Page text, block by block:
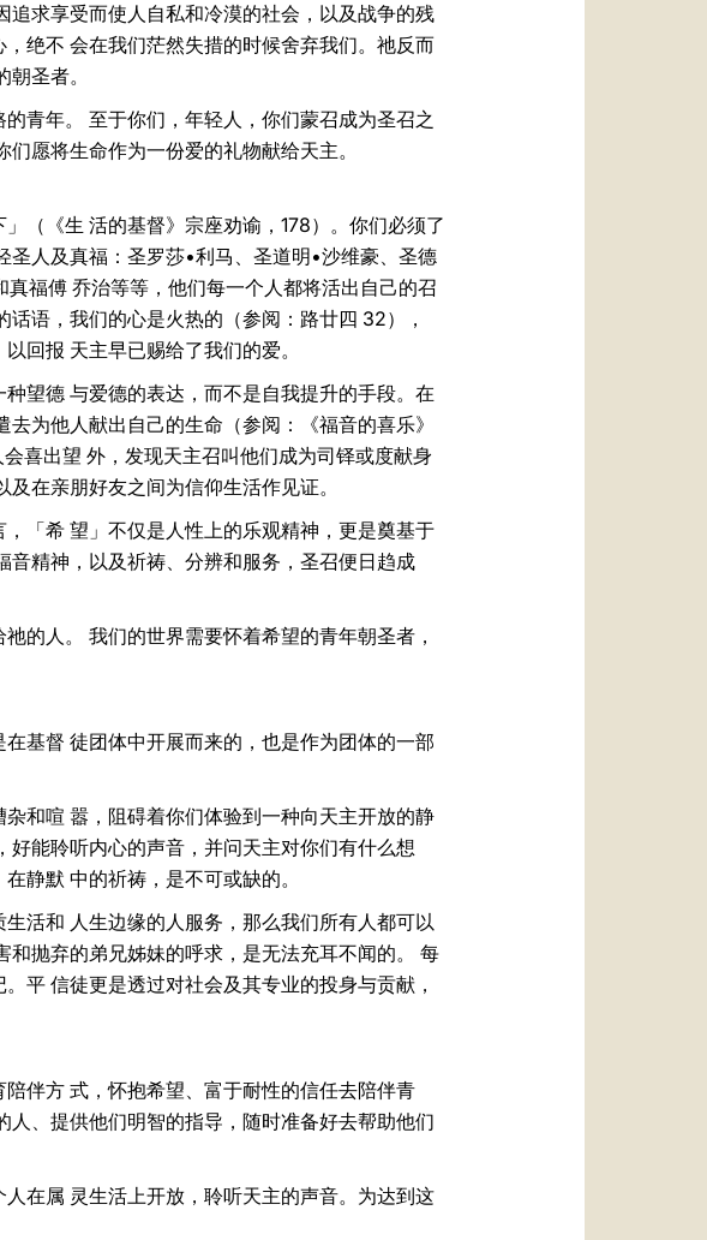
求享受而使人自私和冷漠的社会，以及战争的残
绝不 会在我们茫然失措的时候舍弃我们。祂反而
圣者。
青年。 至于你们，年轻人，你们蒙召成为圣召之
愿将生命作为一份爱的礼物献给天主。
（《生 活的基督》宗座劝谕，178）。你们必须了
人及真福：圣罗莎•利马、圣道明•沙维豪、圣德
福傅 乔治等等，他们每一个人都将活出自己的召
语，我们的心是火热的（参阅：路廿四 32），
回报 天主早已赐给了我们的爱。
望德 与爱德的表达，而不是自我提升的手段。在
为他人献出自己的生命（参阅：《福音的喜乐》
喜出望 外，发现天主召叫他们成为司铎或度献身
在亲朋好友之间为信仰生活作见证。
「希 望」不仅是人性上的乐观精神，更是奠基于
精神，以及祈祷、分辨和服务，圣召便日趋成
的人。 我们的世界需要怀着希望的青年朝圣者，
基督 徒团体中开展而来的，也是作为团体的一部
和喧 嚣，阻碍着你们体验到一种向天主开放的静
能聆听内心的声音，并问天主对你们有什么想
静默 中的祈祷，是不可或缺的。
活和 人生边缘的人服务，那么我们所有人都可以
抛弃的弟兄姊妹的呼求，是无法充耳不闻的。 每
平 信徒更是透过对社会及其专业的投身与贡献，
伴方 式，怀抱希望、富于耐性的信任去陪伴青
、提供他们明智的指导，随时准备好去帮助他们
在属 灵生活上开放，聆听天主的声音。为达到这